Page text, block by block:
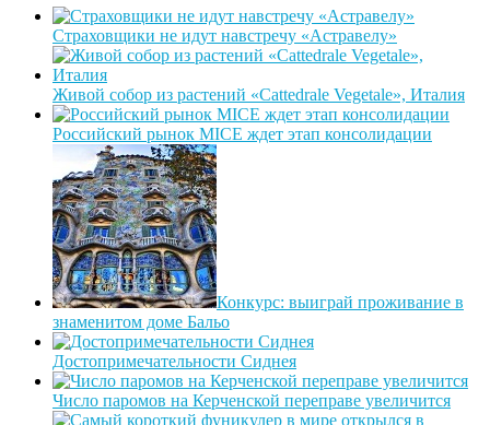
Страховщики не идут навстречу «Астравелу»
Живой собор из растений «Cattedrale Vegetale», Италия
Российский рынок MICE ждет этап консолидации
Конкурс: выиграй проживание в
знаменитом доме Бальо
Достопримечательности Сиднея
Число паромов на Керченской переправе увеличится